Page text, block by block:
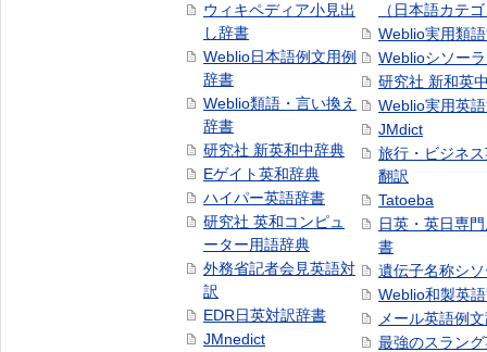
ウィキペディア小見出
し辞書
Weblio日本語例文用例
辞書
Weblio類語・言い換え
辞書
研究社 新英和中辞典
Eゲイト英和辞典
ハイパー英語辞書
研究社 英和コンピュ
ーター用語辞典
外務省記者会見英語対
訳
EDR日英対訳辞書
JMnedict
（日本語カテ
Weblio実用類
Weblioシソー
研究社 新和英
Weblio実用英
JMdict
旅行・ビジネ
翻訳
Tatoeba
日英・英日専
書
遺伝子名称シ
Weblio和製英
メール英語例
最強のスラン